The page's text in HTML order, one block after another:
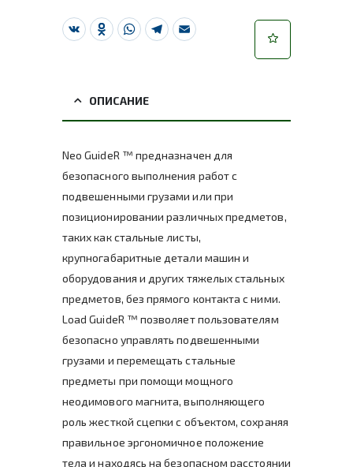
VK Odnoklassniki
WhatsApp
Telegram
Email
ОПИСАНИЕ
Neo GuideR ™ предназначен для
безопасного выполнения работ с
подвешенными грузами или при
позиционировании различных предметов,
таких как стальные листы,
крупногабаритные детали машин и
оборудования и других тяжелых стальных
предметов, без прямого контакта с ними.
Load GuideR ™ позволяет пользователям
безопасно управлять подвешенными
грузами и перемещать стальные
предметы при помощи мощного
неодимового магнита, выполняющего
роль жесткой сцепки с объектом, сохраняя
правильное эргономичное положение
тела и находясь на безопасном расстоянии